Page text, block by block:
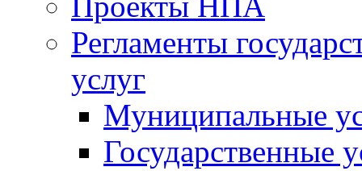
Регламенты
услуг
Муниципальные
Государственные